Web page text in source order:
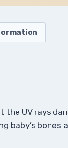
UV rays
baby’s bones